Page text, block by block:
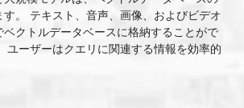
。 テキスト、音声、画像、およびビデオ
ベクトルデータベースに格納することがで
ユーザーはクエリに関連する情報を効率的